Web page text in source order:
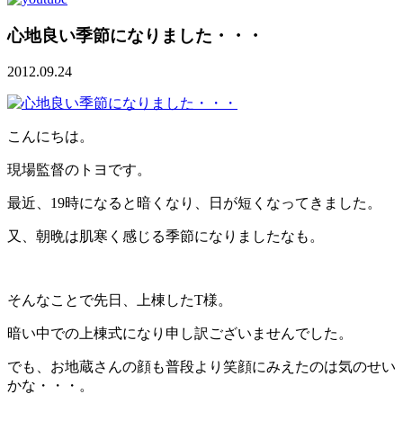
心地良い季節になりました・・・
2012.09.24
こんにちは。
現場監督のトヨです。
最近、19時になると暗くなり、日が短くなってきました。
又、朝晩は肌寒く感じる季節になりましたなも。
そんなことで先日、上棟したT様。
暗い中での上棟式になり申し訳ございませんでした。
でも、お地蔵さんの顔も普段より笑顔にみえたのは気のせい
かな・・・。